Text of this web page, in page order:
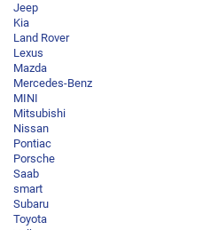
Jeep
Kia
Land Rover
Lexus
Mazda
Mercedes-Benz
MINI
Mitsubishi
Nissan
Pontiac
Porsche
Saab
smart
Subaru
Toyota